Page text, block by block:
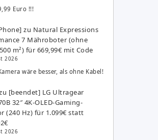
Euro !!!
zu Natural Expressions
7 Mähroboter (ohne
m²) für 669,99€ mit Code
2026
wäre besser, als ohne Kabel!
[beendet] LG Ultragear
32″ 4K-OLED-Gaming-
(240 Hz) für 1.099€ statt
2026